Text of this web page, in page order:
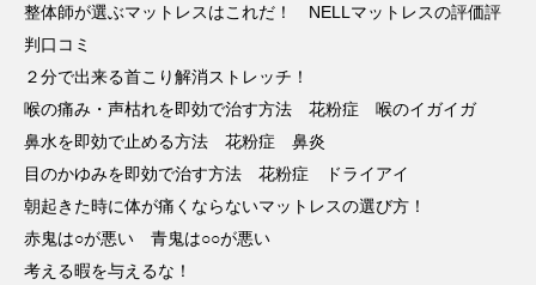
整体師が選ぶマットレスはこれだ！ NELLマットレスの評価評
判口コミ
２分で出来る首こり解消ストレッチ！
喉の痛み・声枯れを即効で治す方法 花粉症 喉のイガイガ
鼻水を即効で止める方法 花粉症 鼻炎
目のかゆみを即効で治す方法 花粉症 ドライアイ
朝起きた時に体が痛くならないマットレスの選び方！
赤鬼は○が悪い 青鬼は○○が悪い
考える暇を与えるな！